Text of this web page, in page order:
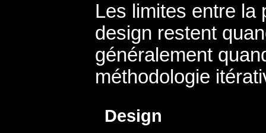
Les limites entre la
design restent
généralement
méthodologie
Design